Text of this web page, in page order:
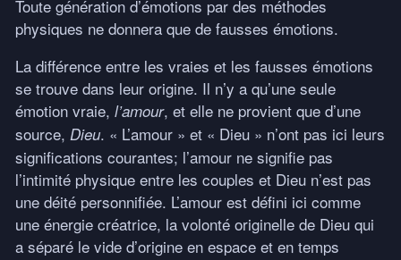
Toute génération d’émotions par des méthodes
physiques ne donnera que de fausses émotions.
La différence entre les vraies et les fausses émotions
se trouve dans leur origine. Il n’y a qu’une seule
émotion vraie, l’amour, et elle ne provient que d’une
source, Dieu. « L’amour » et « Dieu » n’ont pas ici leurs
significations courantes; l’amour ne signifie pas
l’intimité physique entre les couples et Dieu n’est pas
une déité personnifiée. L’amour est défini ici comme
une énergie créatrice, la volonté originelle de Dieu qui
a séparé le vide d’origine en espace et en temps